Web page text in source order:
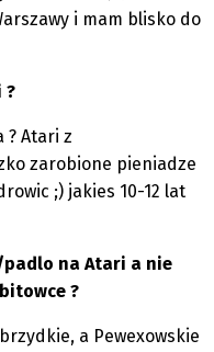
i mam blisko do
?
? Atari z
zarobione pieniadze
;) jakies 10-12 lat
na Atari a nie
?
a Pewexowskie